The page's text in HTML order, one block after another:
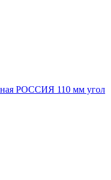
РОССИЯ 110 мм угол